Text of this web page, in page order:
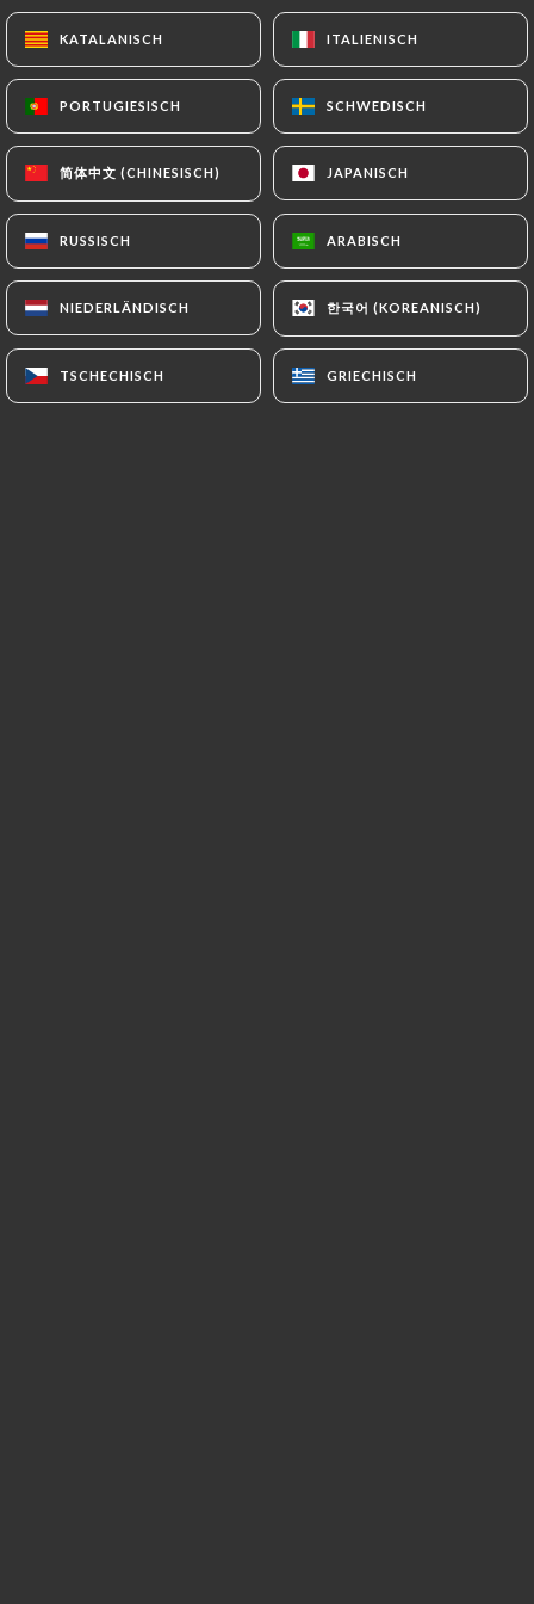
KATALANISCH ITALIENISCH
PORTUGIESISCH SCHWEDISCH
简体中文 (CHINESISCH) JAPANISCH
RUSSISCH ARABISCH
NIEDERLÄNDISCH 한국어 (KOREANISCH)
TSCHECHISCH GRIECHISCH
KATALANISCH ITALIENISCH
PORTUGIESISCH SCHWEDISCH
简体中文 (CHINESISCH) JAPANISCH
RUSSISCH ARABISCH
NIEDERLÄNDISCH 한국어 (KOREANISCH)
TSCHECHISCH GRIECHISCH